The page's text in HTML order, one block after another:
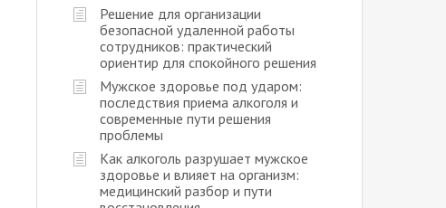
Решение для организации
безопасной удаленной работы
сотрудников: практический
ориентир для спокойного решения
Мужское здоровье под ударом:
последствия приема алкоголя и
современные пути решения
проблемы
Как алкоголь разрушает мужское
здоровье и влияет на организм:
медицинский разбор и пути